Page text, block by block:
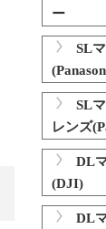
ー
SL
SL
レンズ
DL
(DJI)
DL